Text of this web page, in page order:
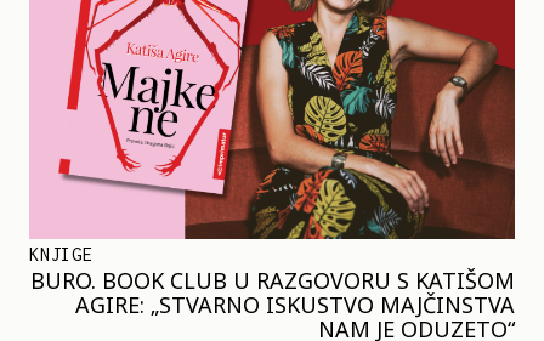
KNJIGE
BURO. BOOK CLUB U RAZGOVORU S KATIŠOM
AGIRE: „STVARNO ISKUSTVO MAJČINSTVA
NAM JE ODUZETO“